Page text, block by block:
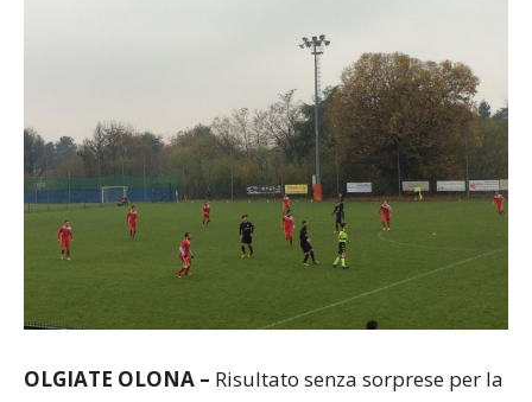
OLGIATE OLONA – Risultato senza sorprese per la